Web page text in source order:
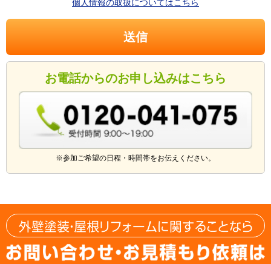
個人情報の取扱についてはこちら
お電話からのお申し込みはこちら
※参加ご希望の日程・時間帯をお伝えください。